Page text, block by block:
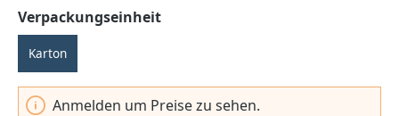
Verpackungseinheitauswählen
Karton
Anmelden um Preise zu sehen.